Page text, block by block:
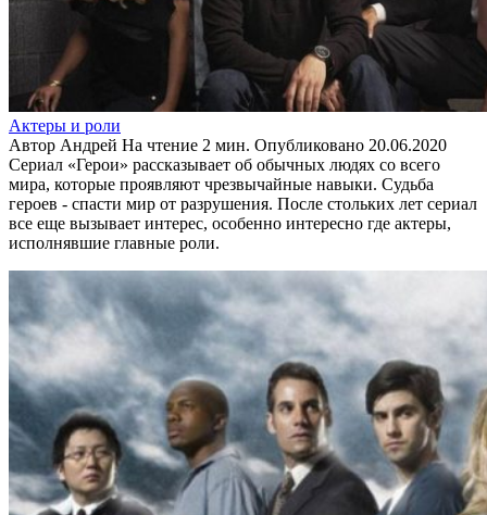
Актеры и роли
Автор Андрей На чтение 2 мин. Опубликовано 20.06.2020
Сериал «Герои» рассказывает об обычных людях со всего
мира, которые проявляют чрезвычайные навыки. Судьба
героев - спасти мир от разрушения. После стольких лет сериал
все еще вызывает интерес, особенно интересно где актеры,
исполнявшие главные роли.